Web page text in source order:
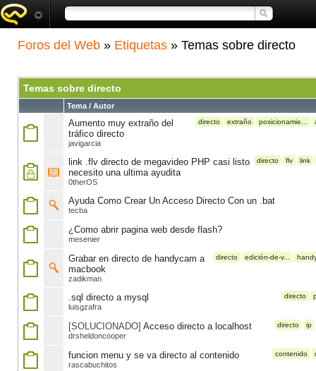
Foros del Web » Etiquetas » Temas sobre directo
Temas sobre directo
Tema / Autor
directo extraño posicionamie...
Aumento muy extraño del
tráfico directo
javigarcia
directo flv link
link .flv directo de megavideo PHP casi listo
necesito una ultima ayudita
0therOS
Ayuda Como Crear Un Acceso Directo Con un .bat
tecba
¿Como abrir pagina web desde flash?
mesenier
directo edición-de-v...
Grabar en directo de handycam a
macbook
zadikman
directo
.sql directo a mysql
luisgzafra
directo ip
[SOLUCIONADO] Acceso directo a localhost
drsheldoncooper
contenido
funcion menu y se va directo al contenido
rascabuchitos